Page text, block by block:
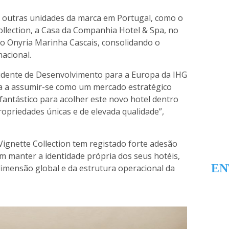
unidades da marca em Portugal, como o
a Casa da Companhia Hotel & Spa, no
Marinha Cascais, consolidando o
de Desenvolvimento para a Europa da IHG
assumir-se como um mercado estratégico
para acolher este novo hotel dentro
únicas e de elevada qualidade”,
Collection tem registado forte adesão
manter a identidade própria dos seus hotéis,
global e da estrutura operacional da